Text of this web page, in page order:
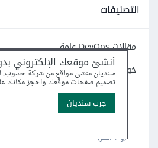
التصنيفات
مقالات DevOps عامة
خوادم
الويب HTTP
البريد الإلكتروني
قواعد البيانات
(و 1 أكثر)